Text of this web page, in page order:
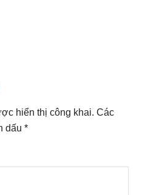
hiển thị công khai. Các
dấu*